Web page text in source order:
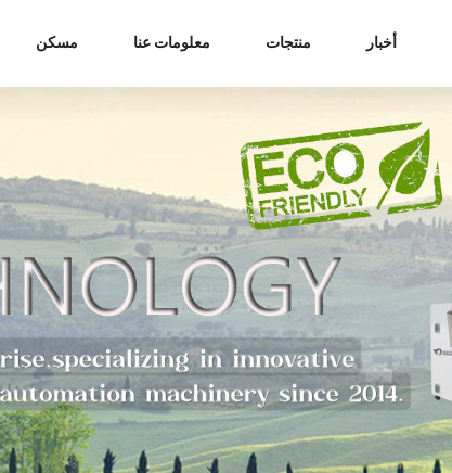
مسكن معلومات عنا منتجات أخبار